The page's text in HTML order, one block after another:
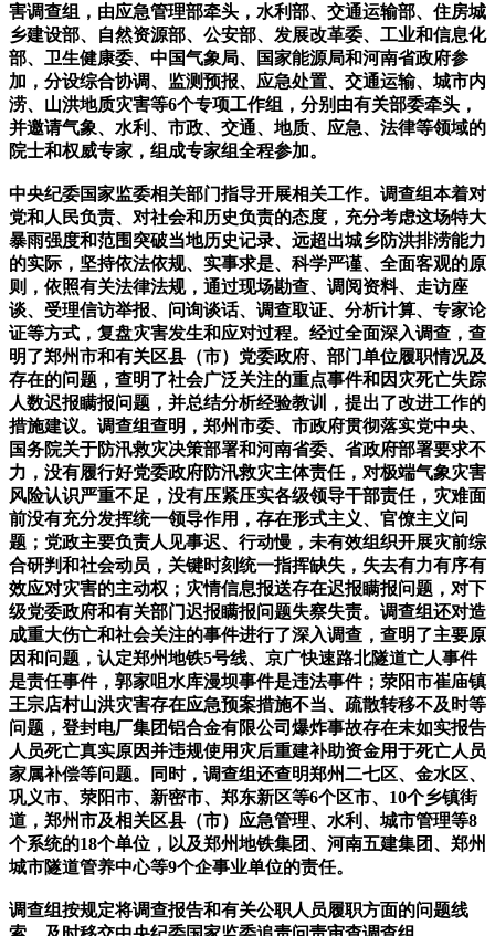
害调查组，由应急管理部牵头，水利部、交通运输部、住房城
乡建设部、自然资源部、公安部、发展改革委、工业和信息化
部、卫生健康委、中国气象局、国家能源局和河南省政府参
加，分设综合协调、监测预报、应急处置、交通运输、城市内
涝、山洪地质灾害等6个专项工作组，分别由有关部委牵头，
并邀请气象、水利、市政、交通、地质、应急、法律等领域的
院士和权威专家，组成专家组全程参加。
中央纪委国家监委相关部门指导开展相关工作。调查组本着对
党和人民负责、对社会和历史负责的态度，充分考虑这场特大
暴雨强度和范围突破当地历史记录、远超出城乡防洪排涝能力
的实际，坚持依法依规、实事求是、科学严谨、全面客观的原
则，依照有关法律法规，通过现场勘查、调阅资料、走访座
谈、受理信访举报、问询谈话、调查取证、分析计算、专家论
证等方式，复盘灾害发生和应对过程。经过全面深入调查，查
明了郑州市和有关区县（市）党委政府、部门单位履职情况及
存在的问题，查明了社会广泛关注的重点事件和因灾死亡失踪
人数迟报瞒报问题，并总结分析经验教训，提出了改进工作的
措施建议。调查组查明，郑州市委、市政府贯彻落实党中央、
国务院关于防汛救灾决策部署和河南省委、省政府部署要求不
力，没有履行好党委政府防汛救灾主体责任，对极端气象灾害
风险认识严重不足，没有压紧压实各级领导干部责任，灾难面
前没有充分发挥统一领导作用，存在形式主义、官僚主义问
题；党政主要负责人见事迟、行动慢，未有效组织开展灾前综
合研判和社会动员，关键时刻统一指挥缺失，失去有力有序有
效应对灾害的主动权；灾情信息报送存在迟报瞒报问题，对下
级党委政府和有关部门迟报瞒报问题失察失责。调查组还对造
成重大伤亡和社会关注的事件进行了深入调查，查明了主要原
因和问题，认定郑州地铁5号线、京广快速路北隧道亡人事件
是责任事件，郭家咀水库漫坝事件是违法事件；荥阳市崔庙镇
王宗店村山洪灾害存在应急预案措施不当、疏散转移不及时等
问题，登封电厂集团铝合金有限公司爆炸事故存在未如实报告
人员死亡真实原因并违规使用灾后重建补助资金用于死亡人员
家属补偿等问题。同时，调查组还查明郑州二七区、金水区、
巩义市、荥阳市、新密市、郑东新区等6个区市、10个乡镇街
道，郑州市及相关区县（市）应急管理、水利、城市管理等8
个系统的18个单位，以及郑州地铁集团、河南五建集团、郑州
城市隧道管养中心等9个企事业单位的责任。
调查组按规定将调查报告和有关公职人员履职方面的问题线